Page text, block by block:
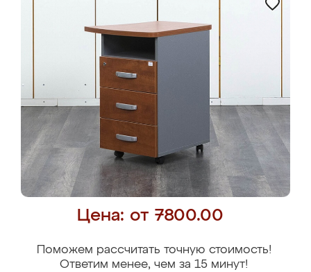
Цена: от 7800.00
Поможем рассчитать точную стоимость!
Ответим менее, чем за 15 минут!